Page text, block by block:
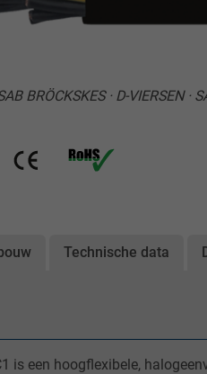
BRÖCKSKES · D-VIERSEN
Technische data
is een hoogflexibele,